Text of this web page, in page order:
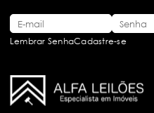
Lembrar SenhaCadastre-se